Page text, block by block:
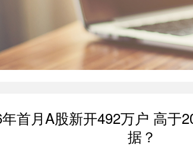
首月A股新开492万户 高于
据？